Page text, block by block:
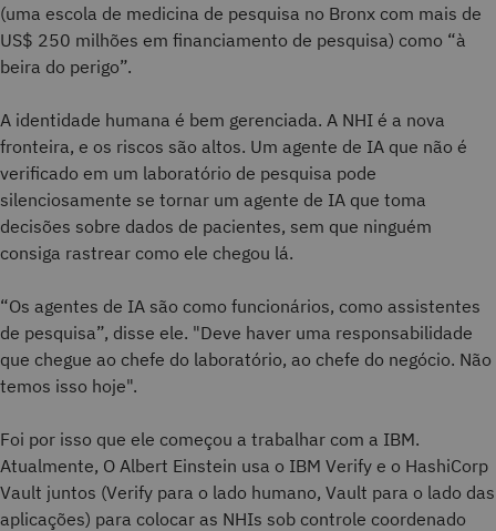
(uma escola de medicina de pesquisa no Bronx com mais de
US$ 250 milhões em financiamento de pesquisa) como “à
beira do perigo”.
A identidade humana é bem gerenciada. A NHI é a nova
fronteira, e os riscos são altos. Um agente de IA que não é
verificado em um laboratório de pesquisa pode
silenciosamente se tornar um agente de IA que toma
decisões sobre dados de pacientes, sem que ninguém
consiga rastrear como ele chegou lá.
“Os agentes de IA são como funcionários, como assistentes
de pesquisa”, disse ele. "Deve haver uma responsabilidade
que chegue ao chefe do laboratório, ao chefe do negócio. Não
temos isso hoje".
Foi por isso que ele começou a trabalhar com a IBM.
Atualmente, O Albert Einstein usa o IBM Verify e o HashiCorp
Vault juntos (Verify para o lado humano, Vault para o lado das
aplicações) para colocar as NHIs sob controle coordenado